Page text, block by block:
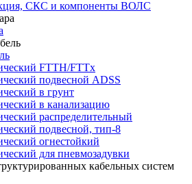
СКС и компоненты ВОЛС
FTTH/FTTx
подвесной ADSS
в грунт
в канализацию
распределительный
подвесной, тип-8
огнестойкий
для пневмозадувки